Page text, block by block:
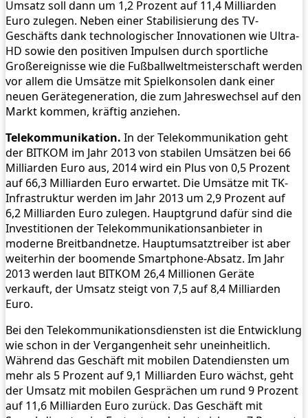
Umsatz soll dann um 1,2 Prozent auf 11,4 Milliarden
Euro zulegen. Neben einer Stabilisierung des TV-
Geschäfts dank technologischer Innovationen wie Ultra-
HD sowie den positiven Impulsen durch sportliche
Großereignisse wie die Fußballweltmeisterschaft werden
vor allem die Umsätze mit Spielkonsolen dank einer
neuen Gerätegeneration, die zum Jahreswechsel auf den
Markt kommen, kräftig anziehen.
Telekommunikation. In der Telekommunikation geht
der BITKOM im Jahr 2013 von stabilen Umsätzen bei 66
Milliarden Euro aus, 2014 wird ein Plus von 0,5 Prozent
auf 66,3 Milliarden Euro erwartet. Die Umsätze mit TK-
Infrastruktur werden im Jahr 2013 um 2,9 Prozent auf
6,2 Milliarden Euro zulegen. Hauptgrund dafür sind die
Investitionen der Telekommunikationsanbieter in
moderne Breitbandnetze. Hauptumsatztreiber ist aber
weiterhin der boomende Smartphone-Absatz. Im Jahr
2013 werden laut BITKOM 26,4 Millionen Geräte
verkauft, der Umsatz steigt von 7,5 auf 8,4 Milliarden
Euro.
Bei den Telekommunikationsdiensten ist die Entwicklung
wie schon in der Vergangenheit sehr uneinheitlich.
Während das Geschäft mit mobilen Datendiensten um
mehr als 5 Prozent auf 9,1 Milliarden Euro wächst, geht
der Umsatz mit mobilen Gesprächen um rund 9 Prozent
auf 11,6 Milliarden Euro zurück. Das Geschäft mit